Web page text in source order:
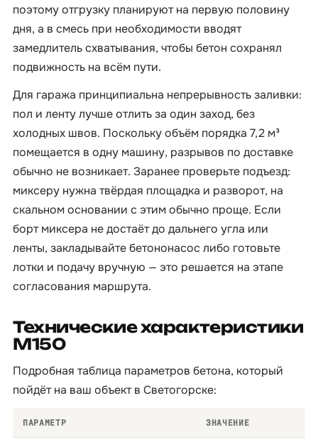
поэтому отгрузку планируют на первую половину
дня, а в смесь при необходимости вводят
замедлитель схватывания, чтобы бетон сохранял
подвижность на всём пути.
Для гаража принципиальна непрерывность заливки:
пол и ленту лучше отлить за один заход, без
холодных швов. Поскольку объём порядка 7,2 м³
помещается в одну машину, разрывов по доставке
обычно не возникает. Заранее проверьте подъезд:
миксеру нужна твёрдая площадка и разворот, на
скальном основании с этим обычно проще. Если
борт миксера не достаёт до дальнего угла или
ленты, закладывайте бетононасос либо готовьте
лотки и подачу вручную — это решается на этапе
согласования маршрута.
Технические характеристики
М150
Подробная таблица параметров бетона, который
пойдёт на ваш объект в Светогорске:
ПАРАМЕТР ЗНАЧЕНИЕ